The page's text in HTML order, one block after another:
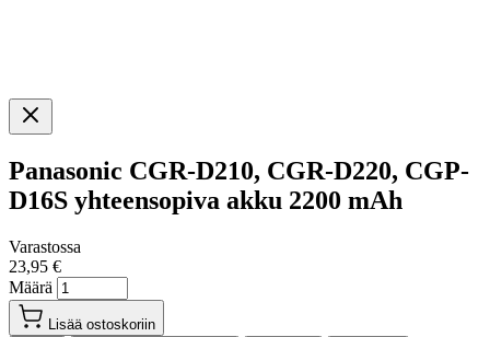
Panasonic CGR-D210, CGR-D220, CGP-
D16S yhteensopiva akku 2200 mAh
Varastossa
23,95 €
Määrä
Lisää ostoskoriin